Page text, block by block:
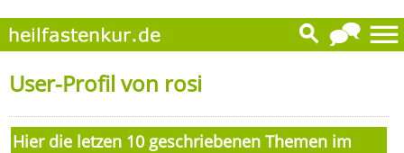
User-Profil von rosi
Hier die letzen 10 geschriebenen Themen im